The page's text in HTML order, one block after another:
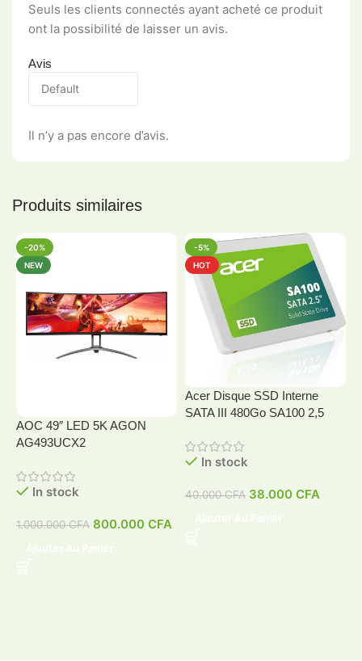
Avis
Il n’y a pas encore d’avis.
Seuls les clients connectés ayant acheté ce produit
ont la possibilité de laisser un avis.
Produits similaires
-20%
NEW
AOC 49″ LED 5K AGON
AG493UCX2
In stock
1.000.000CFA 800.000 CFA
-5%
HOT
Acer Disque SSD Interne
SATA III 480Go SA100 2,5
In stock
40.000CFA 38.000 CFA